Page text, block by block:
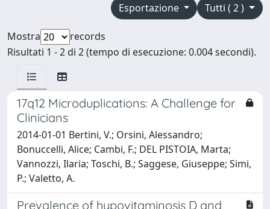
Tutti ( 2 )
Esportazione
Mostra
records
Risultati 1 - 2 di 2 (tempo di esecuzione: 0.004 secondi).
17q12 Microduplications: A Challenge for
Clinicians
2014-01-01 Bertini, V.; Orsini, Alessandro;
Bonuccelli, Alice; Cambi, F.; DEL PISTOIA, Marta;
Vannozzi, Ilaria; Toschi, B.; Saggese, Giuseppe; Simi,
P.; Valetto, A.
Prevalence of hypovitaminosis D and